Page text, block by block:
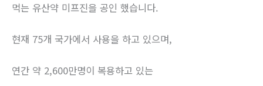
먹는 유산약 미프진을 공인 했습니다.
현재 75개 국가에서 사용을 하고 있으며,
연간 약 2,600만명이 복용하고 있는